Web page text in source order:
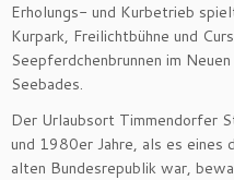
Erholungs- und Kurbetrieb
Kurpark, Freilichtbühne und
Seepferdchenbrunnen im
Seebades.
Der Urlaubsort Timmendorfer
und 1980er Jahre, als es eines
alten Bundesrepublik war,